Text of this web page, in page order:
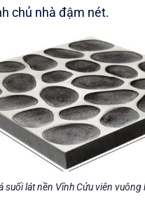
chủ nhà đậm nét.
suối lát nền Vĩnh Cửu viên vuông